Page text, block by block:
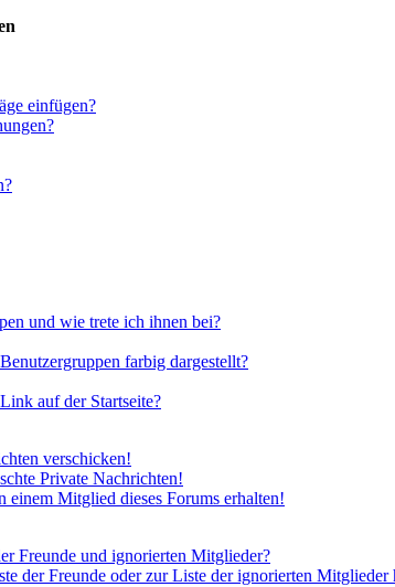
einfügen?
und wie trete ich ihnen bei?
farbig dargestellt?
auf der Startseite?
verschicken!
Private Nachrichten!
einem Mitglied dieses Forums erhalten!
Freunde und ignorierten Mitglieder?
der Freunde oder zur Liste der ignorierten Mitglieder